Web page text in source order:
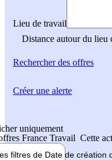
Lieu de travail
Distance autour du lieu
Rechercherdes offres
uniquement
France Travail Cette
filtres de Date de création
Créer une alerte